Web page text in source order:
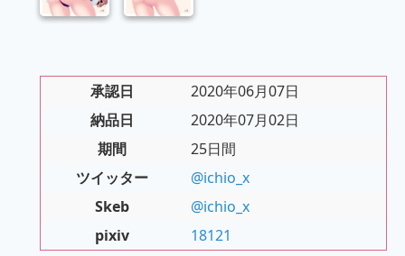
承認日
2020年06月07日
納品日
2020年07月02日
期間
25日間
ツイッター
@ichio_x
Skeb
@ichio_x
pixiv
18121